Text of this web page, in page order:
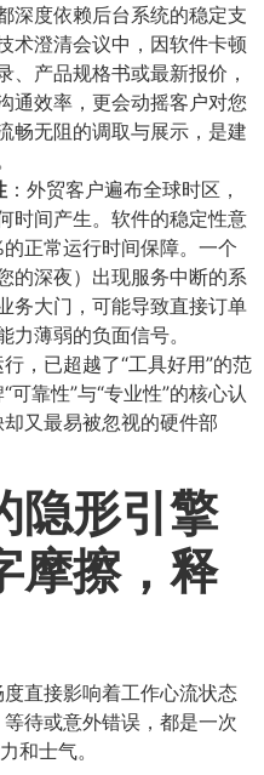
深度依赖后台系统的稳定支
术澄清会议中，因软件卡顿
、产品规格书或最新报价，
通效率，更会动摇客户对您
畅无阻的调取与展示，是建
​：外贸客户遍布全球时区，
时间产生。软件的稳定性意
正常运行时间保障。一个
的深夜）出现服务中断的系
务大门，可能导致直接订单
薄弱的负面信号。
，已超越了“工具好用”的范
靠性”与“专业性”的核心认
又最易被忽视的硬件部
隐形引擎
擦，释
直接影响着工作心流状态
待或意外错误，都是一次
和士气。